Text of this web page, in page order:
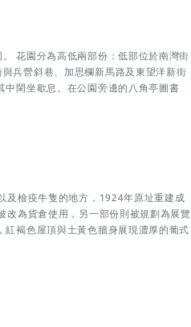
花園分為高低兩部份：低部位於南灣街
兵營斜巷、加思欄新馬路及東望洋新街
閑坐歇息。在公園旁邊的八角亭圖書
及檢疫牛隻的地方，1924年原址重建成
為貨倉使用，另一部份則被規劃為展覽
褐色屋頂與土黃色牆身展現濃厚的葡式